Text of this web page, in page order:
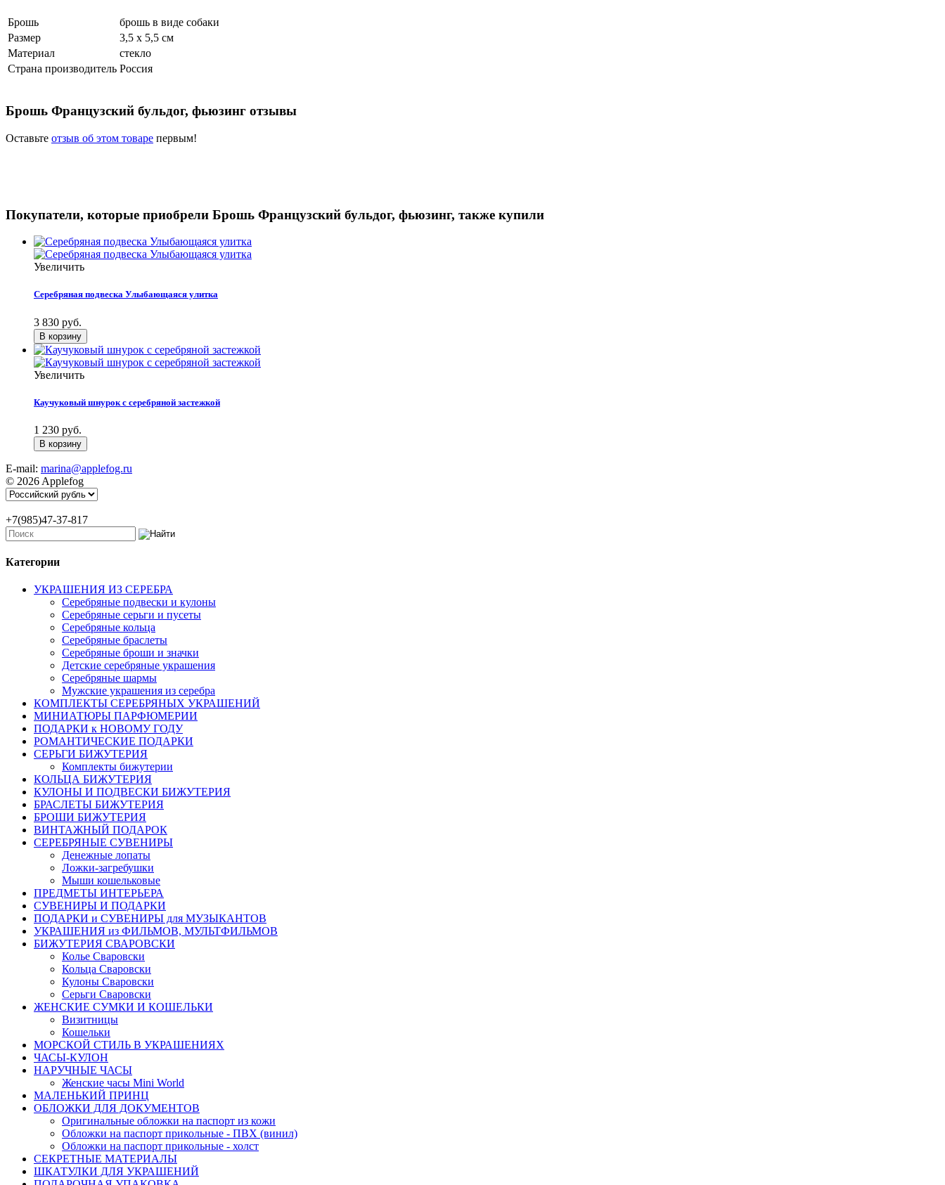
Брошь
брошь в виде собаки
Размер
3,5 х 5,5 см
Материал
стекло
Страна производитель Россия
Брошь Французский бульдог, фьюзинг отзывы
Оставьте отзыв об этом товаре первым!
Покупатели, которые приобрели Брошь Французский бульдог, фьюзинг, также купили
Увеличить
Серебряная подвеска Улыбающаяся улитка
3 830 руб.
Увеличить
Каучуковый шнурок с серебряной застежкой
1 230 руб.
E-mail: marina@applefog.ru
© 2026 Applefog
+7(985)47-37-817
Категории
УКРАШЕНИЯ ИЗ СЕРЕБРА
Серебряные подвески и кулоны
Серебряные серьги и пусеты
Серебряные кольца
Серебряные браслеты
Серебряные броши и значки
Детские серебряные украшения
Серебряные шармы
Мужские украшения из серебра
КОМПЛЕКТЫ СЕРЕБРЯНЫХ УКРАШЕНИЙ
МИНИАТЮРЫ ПАРФЮМЕРИИ
ПОДАРКИ к НОВОМУ ГОДУ
РОМАНТИЧЕСКИЕ ПОДАРКИ
СЕРЬГИ БИЖУТЕРИЯ
Комплекты бижутерии
КОЛЬЦА БИЖУТЕРИЯ
КУЛОНЫ И ПОДВЕСКИ БИЖУТЕРИЯ
БРАСЛЕТЫ БИЖУТЕРИЯ
БРОШИ БИЖУТЕРИЯ
ВИНТАЖНЫЙ ПОДАРОК
СЕРЕБРЯНЫЕ СУВЕНИРЫ
Денежные лопаты
Ложки-загребушки
Мыши кошельковые
ПРЕДМЕТЫ ИНТЕРЬЕРА
СУВЕНИРЫ И ПОДАРКИ
ПОДАРКИ и СУВЕНИРЫ для МУЗЫКАНТОВ
УКРАШЕНИЯ из ФИЛЬМОВ, МУЛЬТФИЛЬМОВ
БИЖУТЕРИЯ СВАРОВСКИ
Колье Сваровски
Кольца Сваровски
Кулоны Сваровски
Серьги Сваровски
ЖЕНСКИЕ СУМКИ И КОШЕЛЬКИ
Визитницы
Кошельки
МОРСКОЙ СТИЛЬ В УКРАШЕНИЯХ
ЧАСЫ-КУЛОН
НАРУЧНЫЕ ЧАСЫ
Женские часы Mini World
МАЛЕНЬКИЙ ПРИНЦ
ОБЛОЖКИ ДЛЯ ДОКУМЕНТОВ
Оригинальные обложки на паспорт из кожи
Обложки на паспорт прикольные - ПВХ (винил)
Обложки на паспорт прикольные - холст
СЕКРЕТНЫЕ МАТЕРИАЛЫ
ШКАТУЛКИ ДЛЯ УКРАШЕНИЙ